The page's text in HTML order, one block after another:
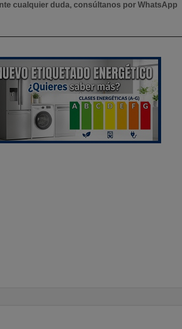
cualquier duda, consúltanos por WhatsApp